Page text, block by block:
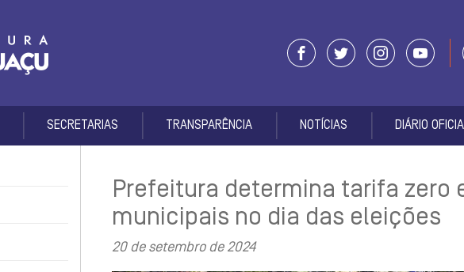
SECRETARIAS TRANSPARÊNCIA NOTÍCIAS DIÁRIO
Prefeitura determina tarifa zero
municipais no dia das eleições
20 de setembro de 2024